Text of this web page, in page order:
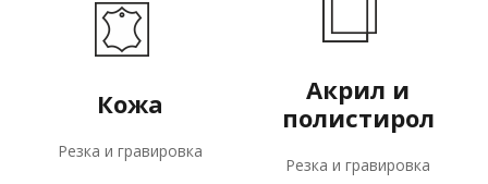
Кожа
Резка и гравировка
Акрил и
полистирол
Резка и гравировка